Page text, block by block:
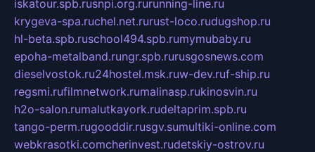
iskatour.spb.rusnpi.org.rurunning-line.ru
krygeva-spa.ruchel.net.rurust-loco.rudugshop.ru
hl-beta.spb.ruschool494.spb.rumymubaby.ru
epoha-metalband.rungr.spb.rurusgosnews.com
dieselvostok.ru24hostel.msk.ruw-dev.ruf-ship.ru
regsmi.rufilmnetwork.rumalinasp.rukinosvin.ru
h2o-salon.rumalutkayork.rudeltaprim.spb.ru
tango-perm.rugooddir.rusgv.sumultiki-online.com
webkrasotki.comcherinvest.rudetskiy-ostrov.ru